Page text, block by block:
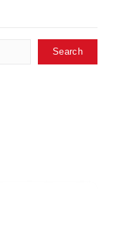
Search